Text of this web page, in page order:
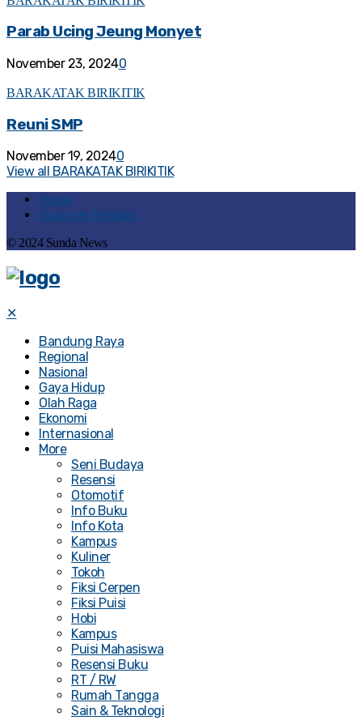
Parab Ucing Jeung Monyet
November 23, 20240
BARAKATAK BIRIKITIK
Reuni SMP
November 19, 20240
View all BARAKATAK BIRIKITIK
Home
Susunan Redaksi
© 2024 Sunda News
✕
Bandung Raya
Regional
Nasional
Gaya Hidup
Olah Raga
Ekonomi
Internasional
More
Seni Budaya
Resensi
Otomotif
Info Buku
Info Kota
Kampus
Kuliner
Tokoh
Fiksi Cerpen
Fiksi Puisi
Hobi
Kampus
Puisi Mahasiswa
Resensi Buku
RT / RW
Rumah Tangga
Sain & Teknologi